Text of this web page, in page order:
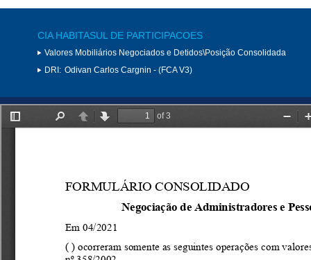
CIA HABITASUL DE PARTICIPACOES
Valores Mobiliários Negociados e Detidos\Posição Consolidada
DRI: Odivan Carlos Cargnin - (FCA V3)